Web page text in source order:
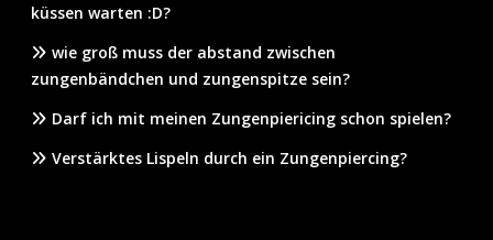
küssen warten :D?
wie groß muss der abstand zwischen
zungenbändchen und zungenspitze sein?
Darf ich mit meinen Zungenpiericing schon spielen?
Verstärktes Lispeln durch ein Zungenpiercing?